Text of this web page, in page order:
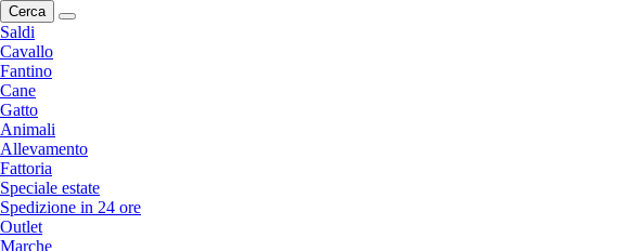
Cerca
Saldi
Cavallo
Fantino
Cane
Gatto
Animali
Allevamento
Fattoria
Speciale estate
Spedizione in 24 ore
Outlet
Marche